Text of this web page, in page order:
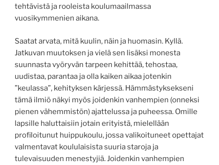
tehtävistä ja rooleista koulumaailmassa
vuosikymmenien aikana.
Saatat arvata, mitä kuulin, näin ja huomasin. Kyllä.
Jatkuvan muutoksen ja vielä sen lisäksi monesta
suunnasta vyöryvän tarpeen kehittää, tehostaa,
uudistaa, parantaa ja olla kaiken aikaa jotenkin
”keulassa”, kehityksen kärjessä. Hämmästyksekseni
tämä ilmiö näkyi myös joidenkin vanhempien (onneksi
pienen vähemmistön) ajattelussa ja puheessa. Omille
lapsille haluttaisiin jotain erityistä, mielellään
profiloitunut huippukoulu, jossa valikoituneet opettajat
valmentavat koululaisista suuria staroja ja
tulevaisuuden menestyjiä. Joidenkin vanhempien